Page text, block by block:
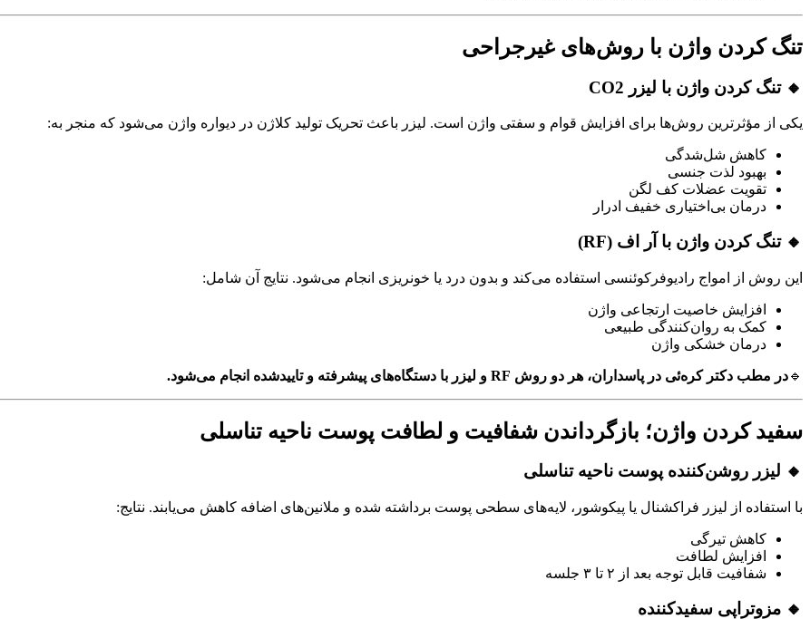
تنگ کردن واژن با روش‌های غیرجراحی
🔸 تنگ کردن واژن با لیزر CO2
یکی از مؤثرترین روش‌ها برای افزایش قوام و سفتی واژن است. لیزر باعث تحریک تولید کلاژن در دیواره واژن می‌شود که منجر به:
کاهش شل‌شدگی
بهبود لذت جنسی
تقویت عضلات کف لگن
درمان بی‌اختیاری خفیف ادرار
🔸 تنگ کردن واژن با آر اف (RF)
این روش از امواج رادیوفرکوئنسی استفاده می‌کند و بدون درد یا خونریزی انجام می‌شود. نتایج آن شامل:
افزایش خاصیت ارتجاعی واژن
کمک به روان‌کنندگی طبیعی
درمان خشکی واژن
🔹در مطب دکتر کره‌ئی در پاسداران، هر دو روش RF و لیزر با دستگاه‌های پیشرفته و تاییدشده انجام می‌شود.
سفید کردن واژن؛ بازگرداندن شفافیت و لطافت پوست ناحیه تناسلی
🔸 لیزر روشن‌کننده پوست ناحیه تناسلی
با استفاده از لیزر فراکشنال یا پیکوشور، لایه‌های سطحی پوست برداشته شده و ملانین‌های اضافه کاهش می‌یابند. نتایج:
کاهش تیرگی
افزایش لطافت
شفافیت قابل توجه بعد از ۲ تا ۳ جلسه
🔸 مزوتراپی سفیدکننده